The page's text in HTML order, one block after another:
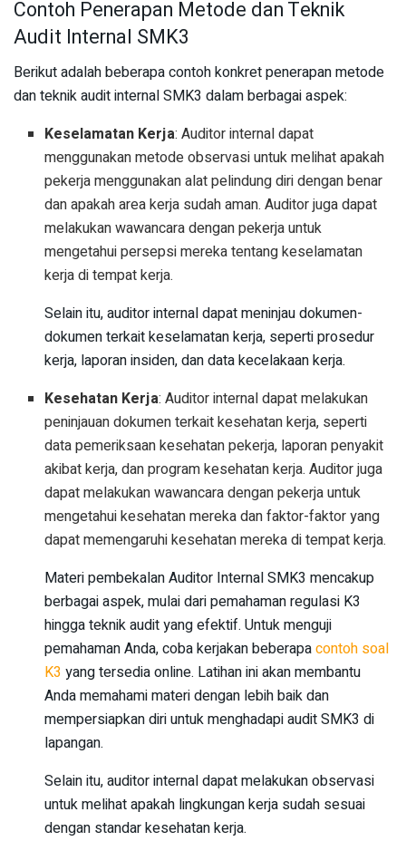
Contoh Penerapan Metode dan Teknik
Audit Internal SMK3
Berikut adalah beberapa contoh konkret penerapan metode
dan teknik audit internal SMK3 dalam berbagai aspek:
Keselamatan Kerja: Auditor internal dapat
menggunakan metode observasi untuk melihat apakah
pekerja menggunakan alat pelindung diri dengan benar
dan apakah area kerja sudah aman. Auditor juga dapat
melakukan wawancara dengan pekerja untuk
mengetahui persepsi mereka tentang keselamatan
kerja di tempat kerja.
Selain itu, auditor internal dapat meninjau dokumen-
dokumen terkait keselamatan kerja, seperti prosedur
kerja, laporan insiden, dan data kecelakaan kerja.
Kesehatan Kerja: Auditor internal dapat melakukan
peninjauan dokumen terkait kesehatan kerja, seperti
data pemeriksaan kesehatan pekerja, laporan penyakit
akibat kerja, dan program kesehatan kerja. Auditor juga
dapat melakukan wawancara dengan pekerja untuk
mengetahui kesehatan mereka dan faktor-faktor yang
dapat memengaruhi kesehatan mereka di tempat kerja.
Materi pembekalan Auditor Internal SMK3 mencakup
berbagai aspek, mulai dari pemahaman regulasi K3
hingga teknik audit yang efektif. Untuk menguji
pemahaman Anda, coba kerjakan beberapacontoh soal
K3 yang tersedia online. Latihan ini akan membantu
Anda memahami materi dengan lebih baik dan
mempersiapkan diri untuk menghadapi audit SMK3 di
lapangan.
Selain itu, auditor internal dapat melakukan observasi
untuk melihat apakah lingkungan kerja sudah sesuai
dengan standar kesehatan kerja.